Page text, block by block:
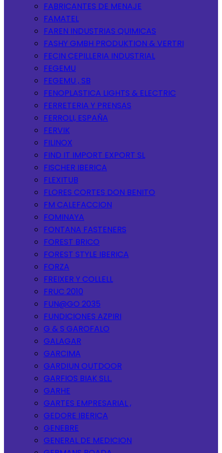
FABRICANTES DE MENAJE
FAMATEL
FAREN INDUSTRIAS QUIMICAS
FASHY GMBH PRODUKTION & VERTRI
FECIN CEPILLERIA INDUSTRIAL
FEGEMU
FEGEMU , SB
FENOPLASTICA LIGHTS & ELECTRIC
FERRETERIA Y PRENSAS
FERROLI, ESPAÑA
FERVIK
FILINOX
FIND IT IMPORT EXPORT SL
FISCHER IBERICA
FLEXITUB
FLORES CORTES DON BENITO
FM CALEFACCION
FOMINAYA
FONTANA FASTENERS
FOREST BRICO
FOREST STYLE IBERICA
FORZA
FREIXER Y COLLELL
FRUC 2010
FUN@GO 2035
FUNDICIONES AZPIRI
G & S GAROFALO
GALAGAR
GARCIMA
GARDIUN OUTDOOR
GARFIOS BIAK SLL.
GARHE
GARTES EMPRESARIAL ,
GEDORE IBERICA
GENEBRE
GENERAL DE MEDICION